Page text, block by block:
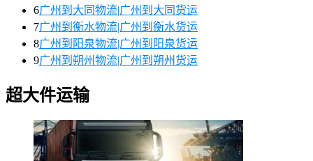
6广州到大同物流|广州到大同货运
7广州到衡水物流|广州到衡水货运
8广州到阳泉物流|广州到阳泉货运
9广州到朔州物流|广州到朔州货运
超大件运输